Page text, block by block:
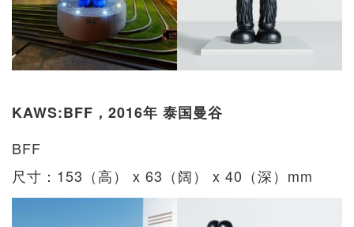
KAWS:BFF，2016年 泰国曼谷
BFF
尺寸：153（高） x 63（阔） x 40（深）mm